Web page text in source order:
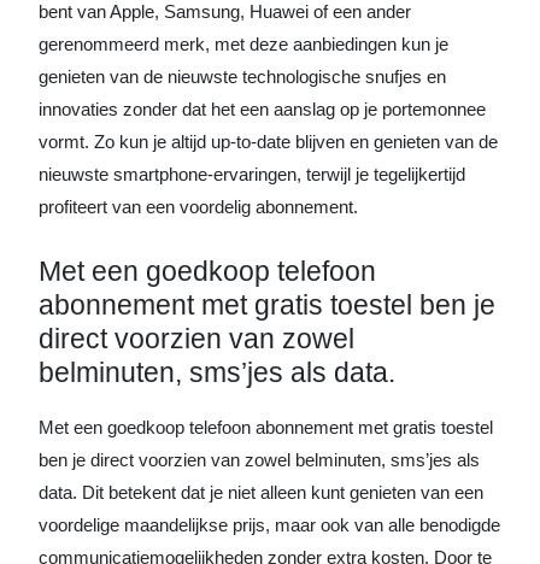
bent van Apple, Samsung, Huawei of een ander
gerenommeerd merk, met deze aanbiedingen kun je
genieten van de nieuwste technologische snufjes en
innovaties zonder dat het een aanslag op je portemonnee
vormt. Zo kun je altijd up-to-date blijven en genieten van de
nieuwste smartphone-ervaringen, terwijl je tegelijkertijd
profiteert van een voordelig abonnement.
Met een goedkoop telefoon
abonnement met gratis toestel ben je
direct voorzien van zowel
belminuten, sms’jes als data.
Met een goedkoop telefoon abonnement met gratis toestel
ben je direct voorzien van zowel belminuten, sms’jes als
data. Dit betekent dat je niet alleen kunt genieten van een
voordelige maandelijkse prijs, maar ook van alle benodigde
communicatiemogelijkheden zonder extra kosten. Door te